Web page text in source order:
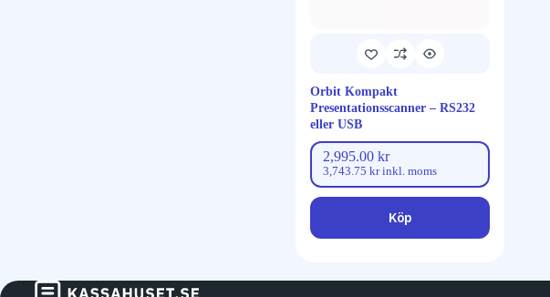
Orbit Kompakt
Presentationsscanner – RS232
eller USB
2,995.00 kr
3,743.75 krinkl. moms
Köp